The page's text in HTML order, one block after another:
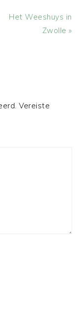
Volgend
Het Weeshuys in
Zwolle »
Vereiste